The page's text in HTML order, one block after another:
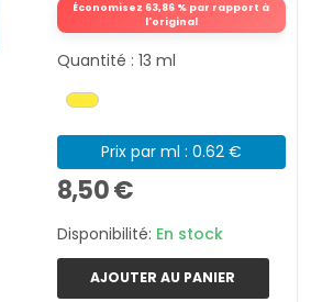
Économisez 63,86 % par rapport à
l'original
Quantité : 13 ml
Prix par ml : 0.62 €
8,50 €
Disponibilité: En stock
AJOUTER AU PANIER